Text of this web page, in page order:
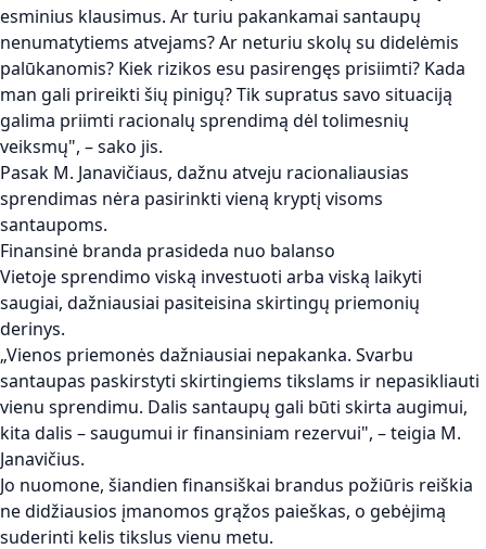
esminius klausimus. Ar turiu pakankamai santaupų
nenumatytiems atvejams? Ar neturiu skolų su didelėmis
palūkanomis? Kiek rizikos esu pasirengęs prisiimti? Kada
man gali prireikti šių pinigų? Tik supratus savo situaciją
galima priimti racionalų sprendimą dėl tolimesnių
veiksmų", – sako jis.
Pasak M. Janavičiaus, dažnu atveju racionaliausias
sprendimas nėra pasirinkti vieną kryptį visoms
santaupoms.
Finansinė branda prasideda nuo balanso
Vietoje sprendimo viską investuoti arba viską laikyti
saugiai, dažniausiai pasiteisina skirtingų priemonių
derinys.
„Vienos priemonės dažniausiai nepakanka. Svarbu
santaupas paskirstyti skirtingiems tikslams ir nepasikliauti
vienu sprendimu. Dalis santaupų gali būti skirta augimui,
kita dalis – saugumui ir finansiniam rezervui", – teigia M.
Janavičius.
Jo nuomone, šiandien finansiškai brandus požiūris reiškia
ne didžiausios įmanomos grąžos paieškas, o gebėjimą
suderinti kelis tikslus vienu metu.